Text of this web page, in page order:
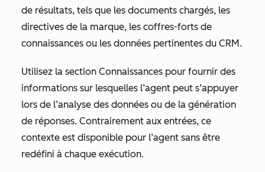
de résultats, tels que les documents chargés, les
directives de la marque, les coffres-forts de
connaissances ou les données pertinentes du CRM.
Utilisez la section Connaissances pour fournir des
informations sur lesquelles l’agent peut s’appuyer
lors de l’analyse des données ou de la génération
de réponses. Contrairement aux entrées, ce
contexte est disponible pour l’agent sans être
redéfini à chaque exécution.